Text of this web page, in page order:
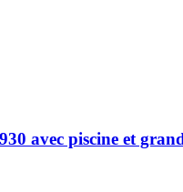
avec piscine et